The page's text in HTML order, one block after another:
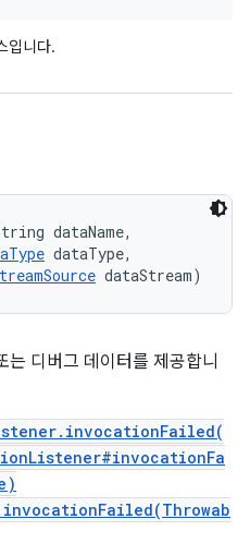
입니다.
dataName,
dataType,
dataStream)
디버그 데이터를 제공합니